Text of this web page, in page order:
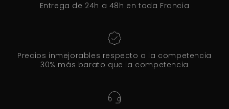
Entrega de 24h a 48h en toda Francia
Precios inmejorables respecto a la competencia
30% más barato que la competencia